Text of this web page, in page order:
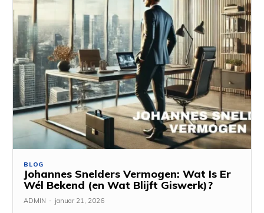
BLOG
Johannes Snelders Vermogen: Wat Is Er
Wél Bekend (en Wat Blijft Giswerk)?
ADMIN - januar 21, 2026